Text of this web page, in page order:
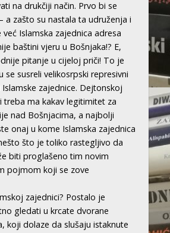
na drukčiji način. Prvo bi se
a zašto su nastala ta udruženja i
Islamska zajednica adresa
baštini vjeru u Bošnjaka!? E,
pitanje u cijeloj priči! To je
se susreli velikosrpski represivni
zajednice. Dejtonskoj
treba ma kakav legitimitet za
nad Bošnjacima, a najbolji
onaj u kome Islamska zajednica
što je toliko rastegljivo da
biti proglašeno tim novim
pojmom koji se zove
zajednici? Postalo je
gledati u krcate dvorane
koji dolaze da slušaju istaknute